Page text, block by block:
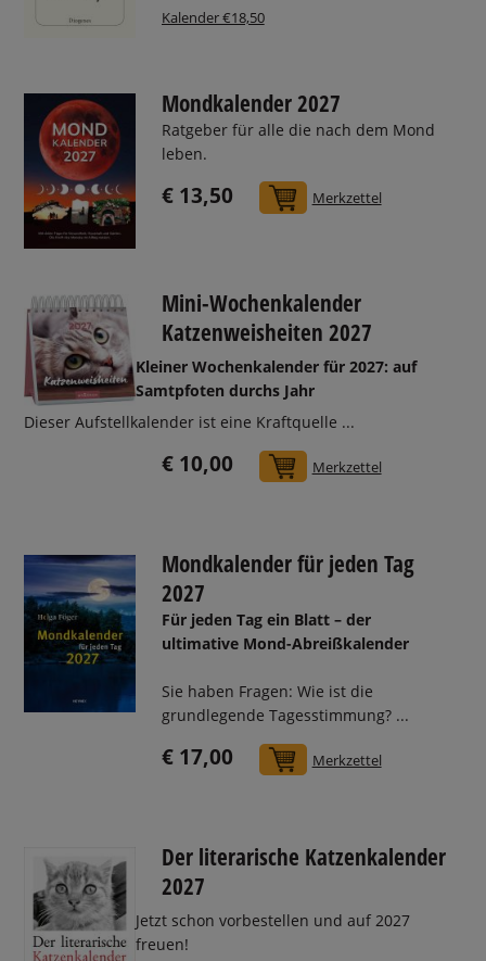
Kalender €18,50
Mondkalender 2027
Ratgeber für alle die nach dem Mond
leben.
€ 13,50 In den Warenkorb
Merkzettel
Mini-Wochenkalender
Katzenweisheiten 2027
Kleiner Wochenkalender für 2027: auf
Samtpfoten durchs Jahr
Dieser Aufstellkalender ist eine Kraftquelle ...
€ 10,00 In den Warenkorb
Merkzettel
Mondkalender für jeden Tag
2027
Für jeden Tag ein Blatt – der
ultimative Mond-Abreißkalender
Sie haben Fragen: Wie ist die
grundlegende Tagesstimmung? ...
€ 17,00 In den Warenkorb
Merkzettel
Der literarische Katzenkalender
2027
Jetzt schon vorbestellen und auf 2027
freuen!